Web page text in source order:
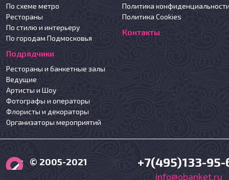
По схеме метро
Рестораны
По стилю и интерьеру
По городам Подмосковья
Подрядчики
Рестораны и банкетные залы
Ведущие
Артисты и Шоу
Фотографы и операторы
Флористы и декораторы
Организаторы мероприятий
Политика
Политика Cookies
Контакты
© 2005-2021 +7(495)133-95-
info@obanket.ru